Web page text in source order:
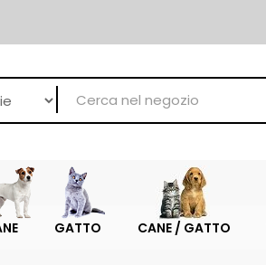
GATTO CANE / GATTO